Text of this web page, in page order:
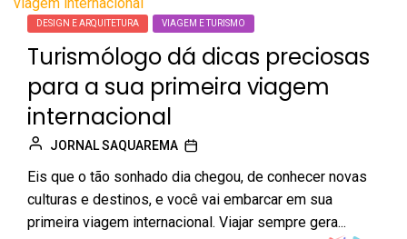
DESIGN E ARQUITETURA VIAGEM E TURISMO
Turismólogo dá dicas preciosas
para a sua primeira viagem
internacional
JORNAL SAQUAREMA
Eis que o tão sonhado dia chegou, de conhecer novas
culturas e destinos, e você vai embarcar em sua
primeira viagem internacional. Viajar sempre gera...